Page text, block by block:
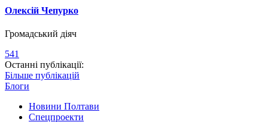
Олексій Чепурко
Громадський діяч
541
Останні публікації:
Більше публікацій
Блоги
Новини Полтави
Спецпроекти